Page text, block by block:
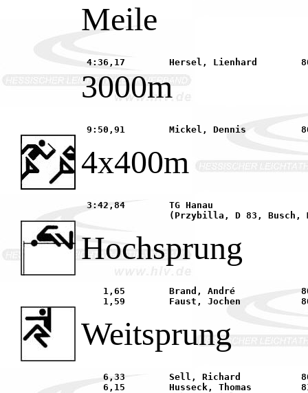
Meile
3000m
4x400m
3:42,84 	TG Hanau							19.05. Petersberg
Hochsprung
    1,65 	Brand, André		80	LAZ Bruchköbel			24.04. Friedberg
Weitsprung
    6,33 	Sell, Richard		80	SC Steinberg			16.05. Rodenbach
    6,15 	Husseck, Thomas		81	TGM Jügesheim			25.09. Rodgau